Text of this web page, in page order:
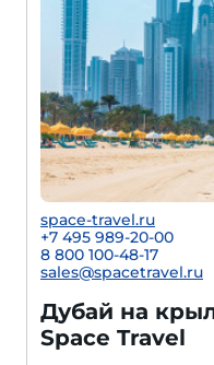
space-travel.ru
+7 495 989-20-00
8 800 100-48-17
sales@spacetravel.ru
Дубай на
Space Travel